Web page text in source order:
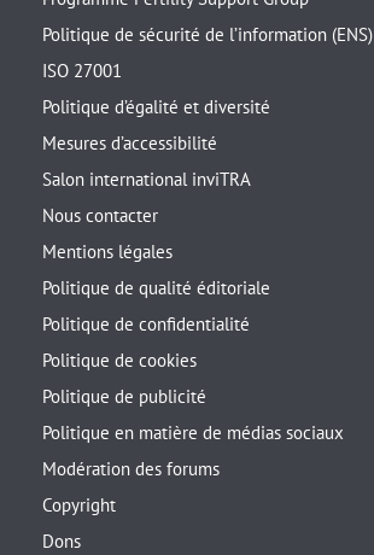
Politique de sécurité de l’information (ENS)
ISO 27001
Politique d’égalité et diversité
Mesures d’accessibilité
Salon international inviTRA
Nous contacter
Mentions légales
Politique de qualité éditoriale
Politique de confidentialité
Politique de cookies
Politique de publicité
Politique en matière de médias sociaux
Modération des forums
Copyright
Dons